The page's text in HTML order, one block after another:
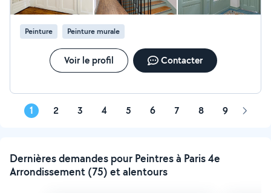
Peinture Peinture murale
Voir le profil Contacter
1 2 3 4 5 6 7 8 9 Page
Dernières demandes pour Peintres à Paris 4e
Arrondissement (75) et alentours